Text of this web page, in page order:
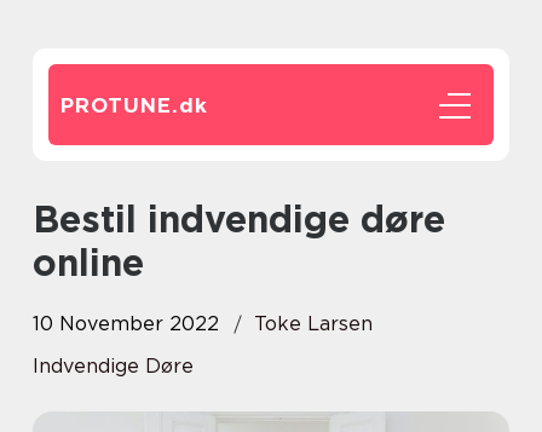
PROTUNE.dk
Bestil indvendige døre
online
10 November 2022
Toke Larsen
Indvendige Døre